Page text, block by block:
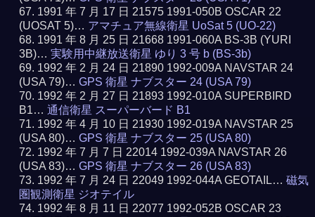
1991 年 7 月 17 日 21575 1991-050B OSCAR 22
(UOSAT 5)… アマチュア無線衛星 UoSat 5 (UO-22)
1991 年 8 月 25 日 21668 1991-060A BS-3B (YURI
3B)…実験用中継放送衛星 ゆり 3 号 b (BS-3b)
1992 年 2 月 24 日 21890 1992-009A NAVSTAR 24
(USA 79)…GPS 衛星 ナブスター 24 (USA 79)
1992 年 2 月 27 日 21893 1992-010A SUPERBIRD
B1…通信衛星 スーパーバード B1
1992 年 4 月 10 日 21930 1992-019A NAVSTAR 25
(USA 80)…GPS 衛星 ナブスター 25 (USA 80)
1992 年 7 月 7 日 22014 1992-039A NAVSTAR 26
(USA 83)…GPS 衛星 ナブスター 26 (USA 83)
1992 年 7 月 24 日 22049 1992-044A GEOTAIL…磁気
圏観測衛星 ジオテイル
1992 年 8 月 11 日 22077 1992-052B OSCAR 23